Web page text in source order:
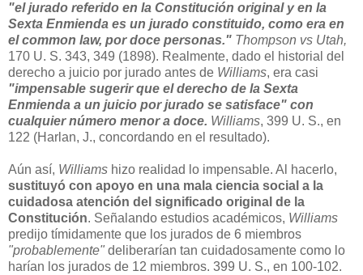
"el jurado referido en la Constitución original y en la
Sexta Enmienda es un jurado constituido, como era en
el common law, por doce personas." Thompson vs Utah,
170 U. S. 343, 349 (1898). Realmente, dado el historial del
derecho a juicio por jurado antes de Williams, era casi
"impensable sugerir que el derecho de la Sexta
Enmienda a un juicio por jurado se satisface" con
cualquier número menor a doce. Williams, 399 U. S., en
122 (Harlan, J., concordando en el resultado).
Aún así, Williams hizo realidad lo impensable. Al hacerlo,
sustituyó con apoyo en una mala ciencia social a la
cuidadosa atención del significado original de la
Constitución. Señalando estudios académicos, Williams
predijo tímidamente que los jurados de 6 miembros
"probablemente" deliberarían tan cuidadosamente como lo
harían los jurados de 12 miembros. 399 U. S., en 100-102.